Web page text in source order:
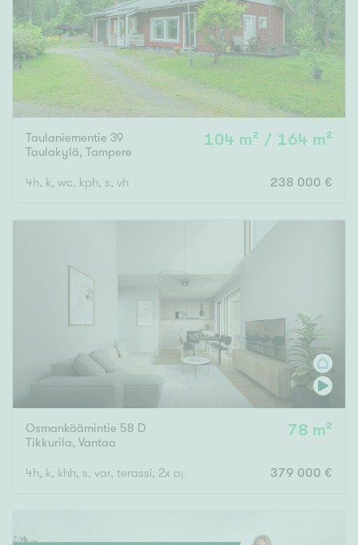
Taulaniementie 39
Taulakylä, Tampere
104 m² / 164 m²
4h, k, wc, kph, s, vh 238 000 €
Osmankäämintie 58 D
Tikkurila, Vantaa
78 m²
4h, k, khh, s, var, terassi, 2x ap 379 000 €